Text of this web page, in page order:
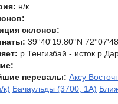
н/к
склонов:
39°40'19.80''N
р.Тенгизбай - исток
перевалы: Аксу
к) Бачаульды (3700, 1А)